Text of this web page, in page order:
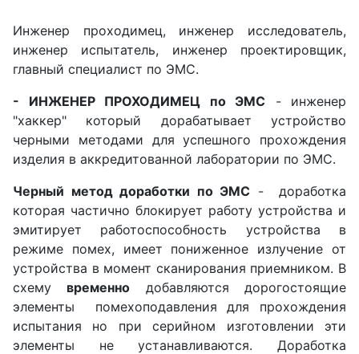
Инженер проходимец, инженер исследователь,
инженер испытатель, инженер проектировщик,
главный специалист по ЭМС.
- ИНЖЕНЕР ПРОХОДИМЕЦ по ЭМС - инженер
"хаккер" который дорабатывает устройство
черными методами для успешного прохождения
изделия в аккредитованной лаборатории по ЭМС.
Черный метод доработки по ЭМС - доработка
которая частично блокирует работу устройства и
эмитирует работоспособность устройства в
режиме помех, имеет пониженное излучение от
устройства в момент сканирования приемником. В
схему временно добавляются дорогостоящие
элементы помехоподавления для прохождения
испытания но при серийном изготовлении эти
элементы не устанавливаются. Доработка